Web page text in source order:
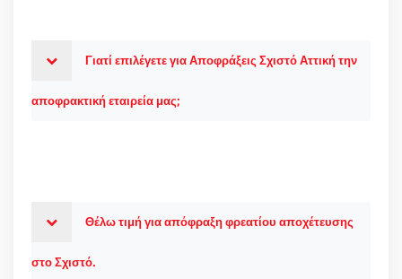
Γιατί επιλέγετε για Αποφράξεις Σχιστό Αττική την
αποφρακτική εταιρεία μας;
Θέλω τιμή για απόφραξη φρεατίου αποχέτευσης
στο Σχιστό.